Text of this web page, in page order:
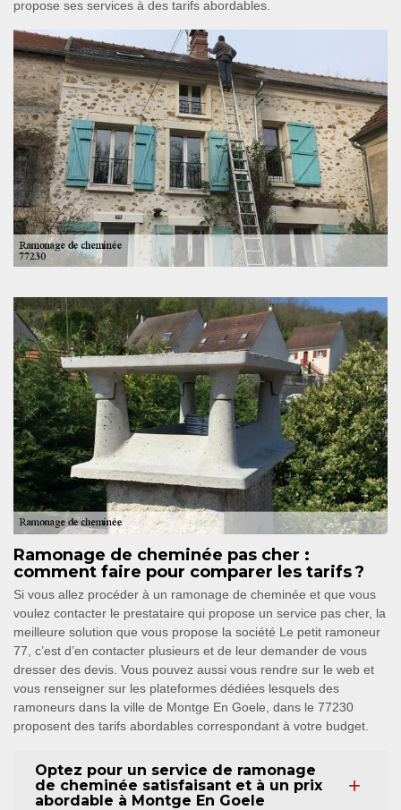
propose ses services à des tarifs abordables.
Ramonage de cheminée pas cher :
comment faire pour comparer les tarifs ?
Si vous allez procéder à un ramonage de cheminée et que vous
voulez contacter le prestataire qui propose un service pas cher, la
meilleure solution que vous propose la société Le petit ramoneur
77, c’est d’en contacter plusieurs et de leur demander de vous
dresser des devis. Vous pouvez aussi vous rendre sur le web et
vous renseigner sur les plateformes dédiées lesquels des
ramoneurs dans la ville de Montge En Goele, dans le 77230
proposent des tarifs abordables correspondant à votre budget.
Optez pour un service de ramonage
de cheminée satisfaisant et à un prix
abordable à Montge En Goele